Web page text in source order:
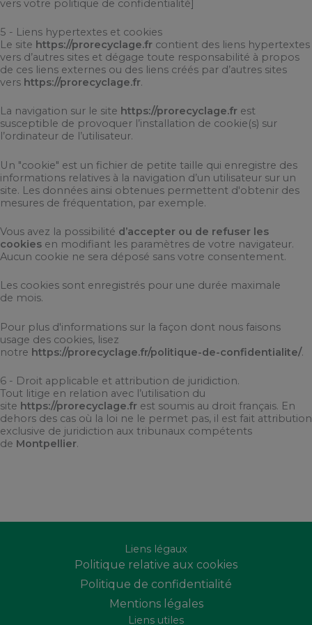
vers votre politique de confidentialité]
5 - Liens hypertextes et cookies
Le site https://prorecyclage.fr contient des liens hypertextes
vers d’autres sites et dégage toute responsabilité à propos
de ces liens externes ou des liens créés par d’autres sites
vers https://prorecyclage.fr.
La navigation sur le site https://prorecyclage.fr est
susceptible de provoquer l’installation de cookie(s) sur
l’ordinateur de l’utilisateur.
Un "cookie" est un fichier de petite taille qui enregistre des
informations relatives à la navigation d’un utilisateur sur un
site. Les données ainsi obtenues permettent d'obtenir des
mesures de fréquentation, par exemple.
Vous avez la possibilité d’accepter ou de refuser les
cookies en modifiant les paramètres de votre navigateur.
Aucun cookie ne sera déposé sans votre consentement.
Les cookies sont enregistrés pour une durée maximale
de mois.
Pour plus d'informations sur la façon dont nous faisons
usage des cookies, lisez
notre https://prorecyclage.fr/politique-de-confidentialite/.
6 - Droit applicable et attribution de juridiction.
Tout litige en relation avec l’utilisation du
site https://prorecyclage.fr est soumis au droit français. En
dehors des cas où la loi ne le permet pas, il est fait attribution
exclusive de juridiction aux tribunaux compétents
de Montpellier.
Liens légaux
Politique relative aux cookies
Politique de confidentialité
Mentions légales
Liens utiles